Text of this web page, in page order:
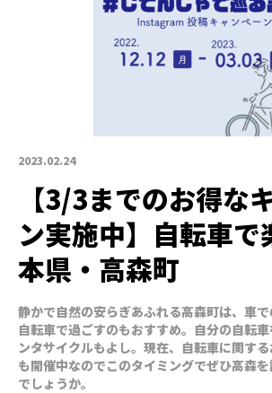
2023.02.24
【3/3までのお得な
ン実施中】自転車で
本県・高森町
静かで自然の安らぎあふれる高森町は、車で
自転車で過ごすのもおすすめ。自分の自転
ンタサイクルもよし。現在、自転車に関す
も開催中なのでこのタイミングでぜひ高森
でしょうか。